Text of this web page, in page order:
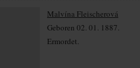
Malvína Fleischerová
Geboren 02. 01. 1887.
Ermordet.